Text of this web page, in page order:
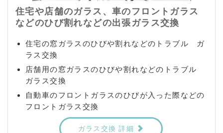
住宅や店舗のガラス、車のフロントガラス
などのひび割れなどの出張ガラス交換
住宅の窓ガラスのひびや割れなどのトラブル ガ
ラス交換
店舗用の窓ガラスのひびや割れなどのトラブル
ガラス交換
自動車のフロントガラスのひびが入った際などの
フロントガラス交換
ガラス交換 詳細